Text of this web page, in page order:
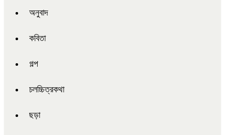
অনুবাদ
কবিতা
গল্প
চলচ্চিত্রকথা
ছড়া